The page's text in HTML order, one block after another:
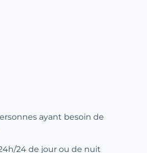
ayant besoin de
24 de jour ou de nuit